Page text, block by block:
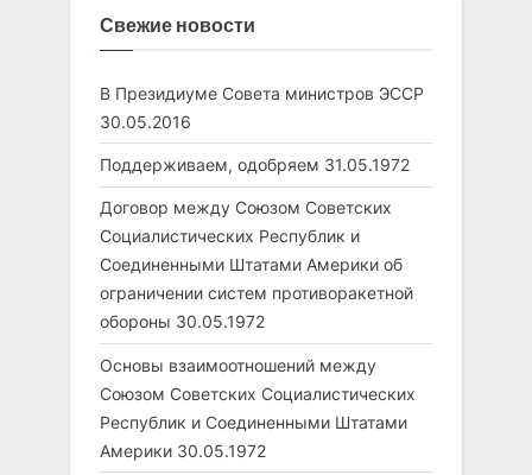
Свежие новости
В Президиуме Совета министров ЭССР
30.05.2016
Поддерживаем, одобряем 31.05.1972
Договор между Союзом Советских
Социалистических Республик и
Соединенными Штатами Америки об
ограничении систем противоракетной
обороны 30.05.1972
Основы взаимоотношений между
Союзом Советских Социалистических
Республик и Соединенными Штатами
Америки 30.05.1972